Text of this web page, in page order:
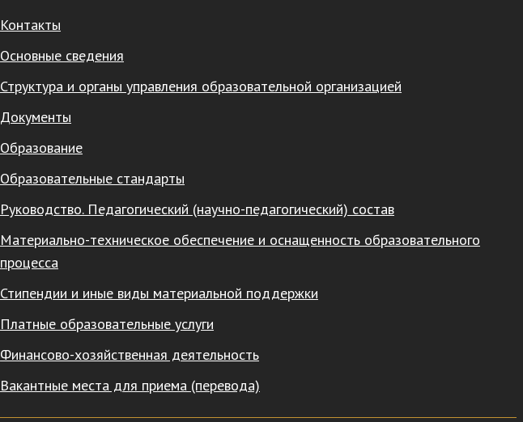
Контакты
Основные сведения
Структура и органы управления образовательной организацией
Документы
Образование
Образовательные стандарты
Руководство. Педагогический (научно-педагогический) состав
Материально-техническое обеспечение и оснащенность образовательного
процесса
Стипендии и иные виды материальной поддержки
Платные образовательные услуги
Финансово-хозяйственная деятельность
Вакантные места для приема (перевода)